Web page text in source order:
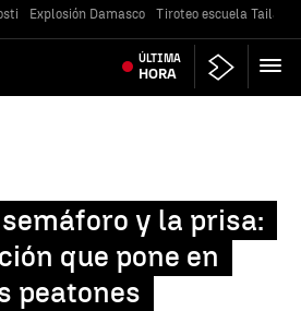
Explosión Damasco Tiroteo escuela
ÚLTIMA
HORA
y la prisa:
que pone en
peatones